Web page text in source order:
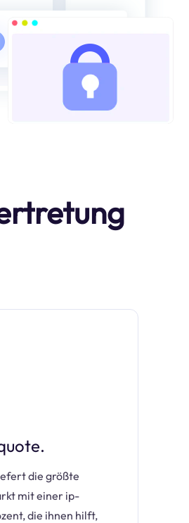
die größte
mit einer ip-
die ihnen hilft,